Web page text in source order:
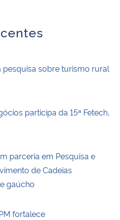
pesquisa sobre turismo rural
participa da 15ª Fetech,
parceria em Pesquisa e
de Cadeias
gaúcho
fortalece